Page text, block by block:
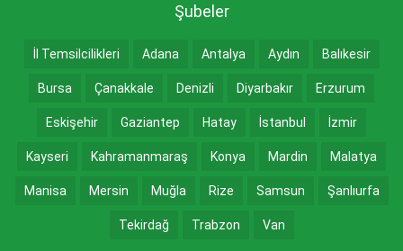
Şubeler
İl Temsilcilikleri Adana Antalya Aydın Balıkesir
Bursa Çanakkale Denizli Diyarbakır Erzurum
Eskişehir Gaziantep Hatay İstanbul İzmir
Kayseri Kahramanmaraş Konya Mardin Malatya
Manisa Mersin Muğla Rize Samsun Şanlıurfa
Tekirdağ Trabzon Van